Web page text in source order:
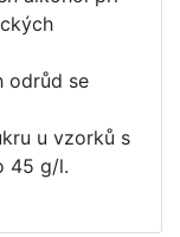
odrůd se
u vzorků s
45 g/l.